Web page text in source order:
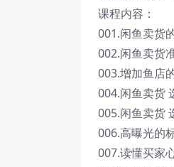
课程内容：
001.闲鱼卖货
002.闲鱼卖货
003.增加鱼店
004.闲鱼卖货
005.闲鱼卖货
006.高曝光的
007.读懂买家